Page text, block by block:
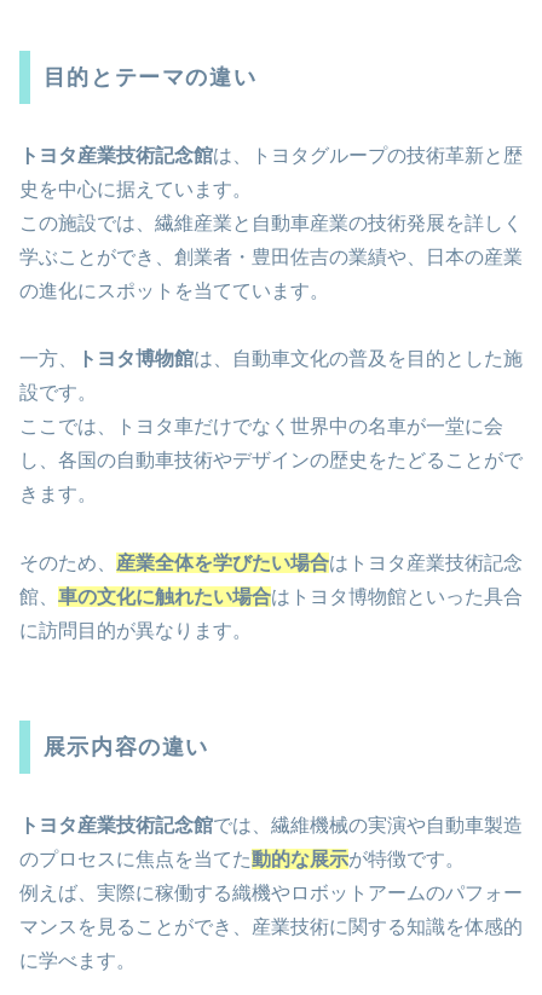
目的とテーマの違い
トヨタ産業技術記念館は、トヨタグループの技術革新と歴
史を中心に据えています。
この施設では、繊維産業と自動車産業の技術発展を詳しく
学ぶことができ、創業者・豊田佐吉の業績や、日本の産業
の進化にスポットを当てています。
一方、 トヨタ博物館は、自動車文化の普及を目的とした施
設です。
ここでは、トヨタ車だけでなく世界中の名車が一堂に会
し、各国の自動車技術やデザインの歴史をたどることがで
きます。
そのため、 産業全体を学びたい場合はトヨタ産業技術記念
館、 車の文化に触れたい場合はトヨタ博物館といった具合
に訪問目的が異なります。
展示内容の違い
トヨタ産業技術記念館では、繊維機械の実演や自動車製造
のプロセスに焦点を当てた動的な展示が特徴です。
例えば、実際に稼働する織機やロボットアームのパフォー
マンスを見ることができ、産業技術に関する知識を体感的
に学べます。